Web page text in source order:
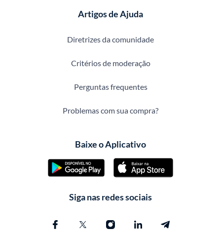
Artigos de Ajuda
Diretrizes da comunidade
Critérios de moderação
Perguntas frequentes
Problemas com sua compra?
Baixe o Aplicativo
Siga nas redes sociais